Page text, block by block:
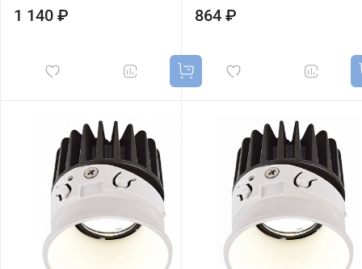
1 140 ₽ 864 ₽